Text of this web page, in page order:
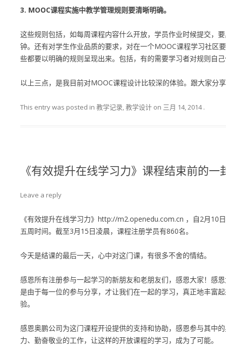
3. MOOC课程实施中教学管理规则要清晰明确。
这些规则包括，如每周课程内容什么开放，学员作业时候提交，
钟。还有对学生作业品质的要求，对在一个MOOC课程学习社区
些都要以明确的规则呈现出来。包括，有的需要学习者对规则自
以上三点，是我目前对MOOC课程设计比较深的体验。跟大家分
This entry was posted in 教学记录, 教学设计 on 三月 14, 2014 .
《有效提升在线学习力》课程结束前的一
Leave a reply
《有效提升在线学习力》 http://m2.openedu.com.cn ，自2月10
五周时间。截至3月15日凌晨，课程注册学员有860名。
今天是结课的最后一天，心中对这门课，有很多不舍的情结。
感恩所有注册参与一起学习的新朋友和老朋友们，感恩大家！感
是由于每一位的参与分享，才让我们在一起的学习，真正地丰富
验。
感恩奥鹏公司为这门课程开设提供的支持和协助，感恩参与其中
力、勤奋敬业的工作，让这样的开放课程的学习，成为了可能。